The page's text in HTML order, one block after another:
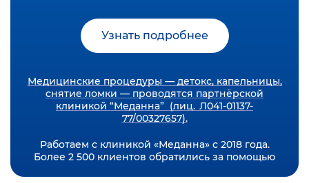
Узнать подробнее
Медицинские процедуры — детокс, капельницы,
снятие ломки — проводятся партнёрской
клиникой “Меданна” (лиц. Л041-01137-
77/00327657).
Работаем с клиникой «Меданна» с 2018 года.
Более 2 500 клиентов обратились за помощью